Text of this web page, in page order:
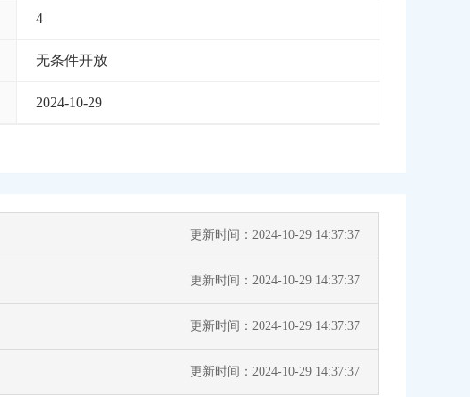
4
无条件开放
2024-10-29
更新时间：2024-10-29 14:37:37
更新时间：2024-10-29 14:37:37
更新时间：2024-10-29 14:37:37
更新时间：2024-10-29 14:37:37